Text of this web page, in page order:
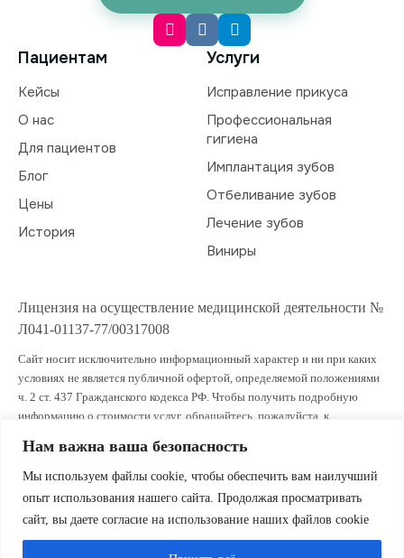
Нам важна ваша безопасность
Мы используем файлы cookie, чтобы обеспечить вам наилучший
опыт использования нашего сайта. Продолжая просматривать
сайт, вы даете согласие на использование наших файлов cookie
Пациентам
Кейсы
О нас
Для пациентов
Блог
Цены
История
Услуги
Исправление прикуса
Профессиональная
гигиена
Имплантация зубов
Отбеливание зубов
Лечение зубов
Виниры
Лицензия на осуществление медицинской деятельности №
Л041-01137-77/00317008
Сайт носит исключительно информационный характер и ни при каких
условиях не является публичной офертой, определяемой положениями
ч. 2 ст. 437 Гражданского кодекса РФ. Чтобы получить подробную
информацию о стоимости услуг, обращайтесь, пожалуйста, к
СПЕЦИАЛИСТОМ